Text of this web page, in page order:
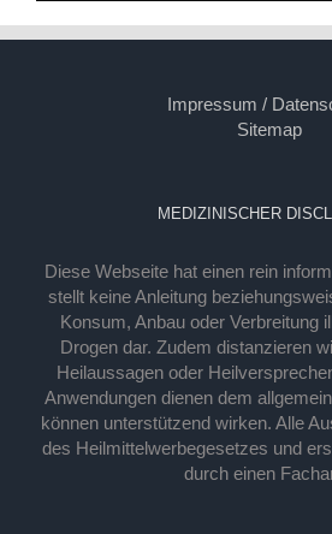
Impressum /
Sitemap
MEDIZINISCHER
Diese Webseite hat einen rein
stellt keine Anleitung
Konsum, Anbau oder Verbreitung
Drogen dar. Zudem distanzieren
Heilaussagen oder
Anwendungen dienen dem
können unterstützend wirken. Alle
des Heilmittelwerbegesetzes und
durch einen